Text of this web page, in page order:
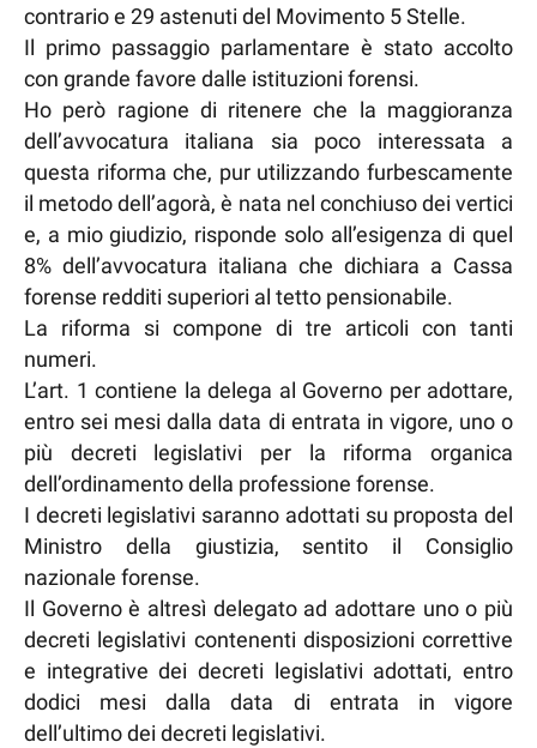
contrario e 29 astenuti del Movimento 5 Stelle.
Il primo passaggio parlamentare è stato accolto
con grande favore dalle istituzioni forensi.
Ho però ragione di ritenere che la maggioranza
dell’avvocatura italiana sia poco interessata a
questa riforma che, pur utilizzando furbescamente
il metodo dell’agorà, è nata nel conchiuso dei vertici
e, a mio giudizio, risponde solo all’esigenza di quel
8% dell’avvocatura italiana che dichiara a Cassa
forense redditi superiori al tetto pensionabile.
La riforma si compone di tre articoli con tanti
numeri.
L’art. 1 contiene la delega al Governo per adottare,
entro sei mesi dalla data di entrata in vigore, uno o
più decreti legislativi per la riforma organica
dell’ordinamento della professione forense.
I decreti legislativi saranno adottati su proposta del
Ministro della giustizia, sentito il Consiglio
nazionale forense.
Il Governo è altresì delegato ad adottare uno o più
decreti legislativi contenenti disposizioni correttive
e integrative dei decreti legislativi adottati, entro
dodici mesi dalla data di entrata in vigore
dell’ultimo dei decreti legislativi.